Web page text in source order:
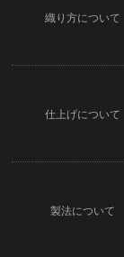
織り方について
仕上げについて
製法について